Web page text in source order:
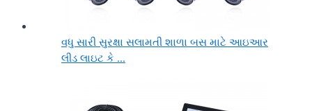
વધુ સારી સુરક્ષા સલામતી શાળા બસ માટે આઇઆર
લીડ લાઇટ કે ...